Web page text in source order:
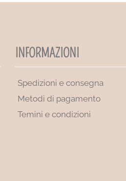
INFORMAZIONI
Spedizioni e consegna
Metodi di pagamento
Temini e condizioni